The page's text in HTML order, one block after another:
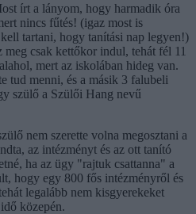
írt a lányom, hogy harmadik óra
nincs fűtés! (igaz most is
tartani, hogy tanítási nap legyen!)
meg csak kettőkor indul, tehát fél 11
mert az iskolában hideg van.
tud menni, és a másik 3 falubeli
szülő a Szülői Hang nevű
nem szerette volna megosztani a
az intézményt és az ott tanító
ha az ügy "rajtuk csattanna" a
hogy egy 800 fős intézményről és
legalább nem kisgyerekeket
közepén.